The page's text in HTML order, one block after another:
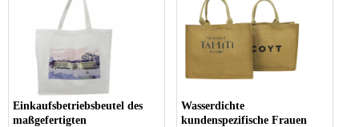
Einkaufsbetriebsbeutel des
maßgefertigten
Wasserdichte
kundenspezifische Frauen